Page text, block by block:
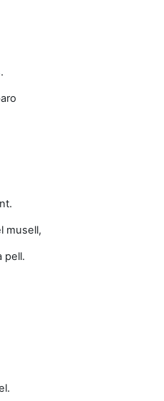
musell,
pell.